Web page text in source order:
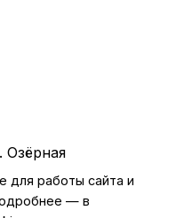
Озёрная
для работы сайта и
— в